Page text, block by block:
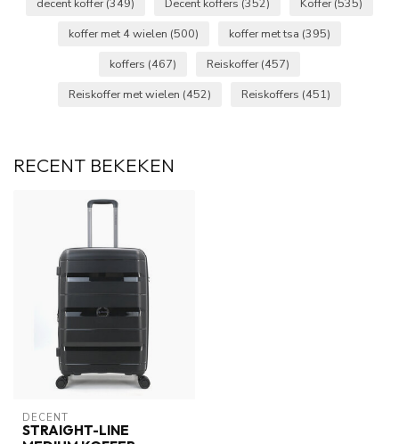
koffer met 4 wielen (500) koffer met tsa (395)
koffers (467) Reiskoffer (457)
Reiskoffer met wielen (452) Reiskoffers (451)
RECENT BEKEKEN
DECENT
STRAIGHT-LINE